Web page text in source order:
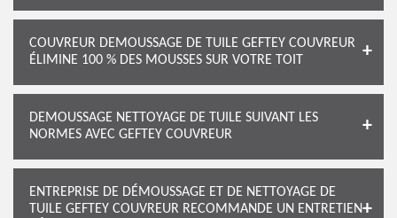
COUVREUR DEMOUSSAGE DE TUILE GEFTEY COUVREUR
ÉLIMINE 100 % DES MOUSSES SUR VOTRE TOIT
DEMOUSSAGE NETTOYAGE DE TUILE SUIVANT LES
NORMES AVEC GEFTEY COUVREUR
ENTREPRISE DE DÉMOUSSAGE ET DE NETTOYAGE DE
TUILE GEFTEY COUVREUR RECOMMANDE UN ENTRETIEN